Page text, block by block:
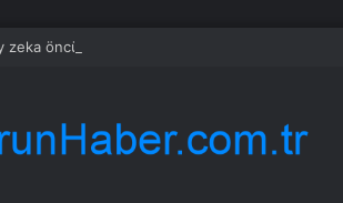
öncüsü Jeff Dean’in ayrılmasıyla %5 düştü